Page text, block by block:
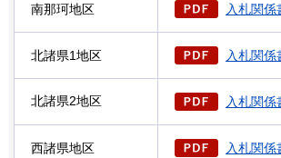
南那珂地区 入札関
北諸県1地区 入札関
北諸県2地区 入札関
西諸県地区 入札関